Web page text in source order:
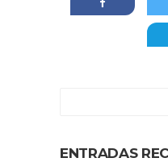
ENTRADAS